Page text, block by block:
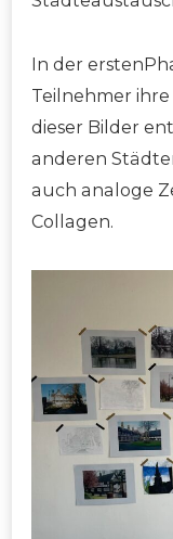
In der
Teilnehmer
dieser Bilder
anderen
auch analoge
Collagen.